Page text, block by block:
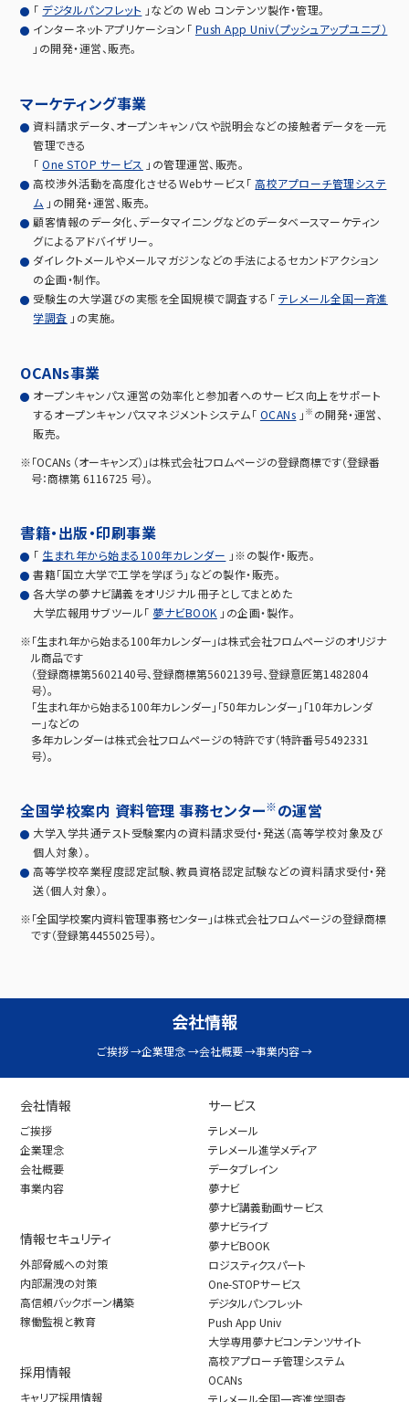
「 デジタルパンフレット 」などの Web コンテンツ製作・管理。
インターネットアプリケーション「 Push App Univ（プッシュアップユニブ）
」の開発・運営、販売。
マーケティング事業
資料請求データ、オープンキャンパスや説明会などの接触者データを一元
管理できる
「One STOP サービス 」の管理運営、販売。
高校渉外活動を高度化させるWebサービス「高校アプローチ管理システ
ム 」の開発・運営、販売。
顧客情報のデータ化、データマイニングなどのデータベースマーケティン
グによるアドバイザリー。
ダイレクトメールやメールマガジンなどの手法によるセカンドアクション
の企画・制作。
受験生の大学選びの実態を全国規模で調査する「 テレメール全国一斉進
学調査 」の実施。
OCANs事業
オープンキャンパス運営の効率化と参加者へのサービス向上をサポート
するオープンキャンパスマネジメントシステム「 OCANs 」 ※ の開発・運営、
販売。
※「OCANs （オーキャンズ）」は株式会社フロムページの登録商標です（登録番
号：商標第 6116725 号）。
書籍・出版・印刷事業
「 生まれ年から始まる100年カレンダー 」※の製作・販売。
書籍「国立大学で工学を学ぼう」などの製作・販売。
各大学の夢ナビ講義をオリジナル冊子としてまとめた
大学広報用サブツール「 夢ナビBOOK 」の企画・製作。
※「生まれ年から始まる100年カレンダー」は株式会社フロムページのオリジナ
ル商品です
（登録商標第5602140号、登録商標第5602139号、登録意匠第1482804
号）。
「生まれ年から始まる100年カレンダー」「50年カレンダー」「10年カレンダ
ー」などの
多年カレンダーは株式会社フロムページの特許です（特許番号5492331
号）。
全国学校案内 資料管理 事務センター※の運営
大学入学共通テスト受験案内の資料請求受付・発送（高等学校対象及び
個人対象）。
高等学校卒業程度認定試験、教員資格認定試験などの資料請求受付・発
送（個人対象）。
※「全国学校案内資料管理事務センター」は株式会社フロムページの登録商標
です（登録第4455025号）。
会社情報
ご挨拶 企業理念 会社概要 事業内容
会社情報
ご挨拶
企業理念
会社概要
事業内容
サービス
テレメール
テレメール進学メディア
データブレイン
夢ナビ
夢ナビ講義動画サービス
夢ナビライブ
夢ナビBOOK
ロジスティクスパート
One-STOPサービス
デジタルパンフレット
Push App Univ
大学専用夢ナビコンテンツサイト
高校アプローチ管理システム
OCANs
テレメール全国一斉進学調査
情報セキュリティ
外部脅威への対策
内部漏洩の対策
高信頼バックボーン構築
稼働監視と教育
採用情報
キャリア採用情報